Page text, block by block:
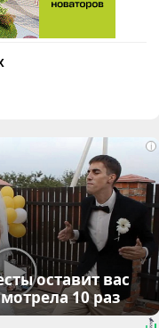
i
оставит вас
10 раз